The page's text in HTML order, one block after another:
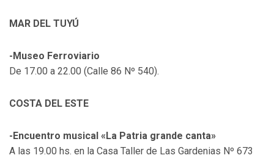
MAR DEL TUYÚ
-Museo Ferroviario
De 17.00 a 22.00 (Calle 86 Nº 540).
COSTA DEL ESTE
-Encuentro musical «La Patria grande canta»
A las 19.00 hs. en la Casa Taller de Las Gardenias Nº 673